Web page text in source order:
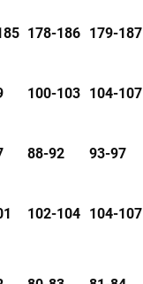
178-186 179-187
100-103 104-107
88-92 93-97
102-104 104-107